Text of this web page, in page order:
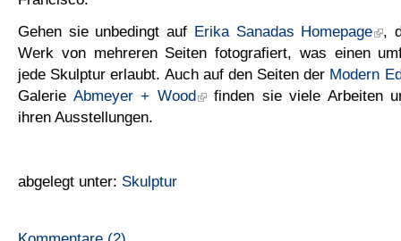
Gehen sie unbedingt auf Erika Sanadas Homepage
,
Werk von mehreren Seiten fotografiert, was einen
jede Skulptur erlaubt. Auch auf den Seiten der Modern
Galerie Abmeyer + Wood finden sie viele Arbeiten
ihren Ausstellungen.
abgelegt unter: Skulptur